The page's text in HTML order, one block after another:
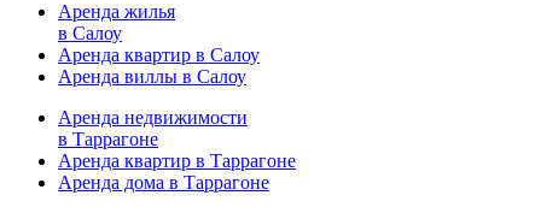
Аренда жилья
в Салоу
Аренда квартир в Салоу
Аренда виллы в Салоу
Аренда недвижимости
в Таррагоне
Аренда квартир в Таррагоне
Аренда дома в Таррагоне